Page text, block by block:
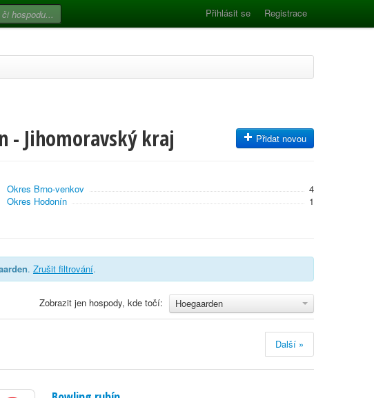
Přihlásit se Registrace
- Jihomoravský kraj Přidat novou
Okres Brno-venkov
4
Okres Hodonín
1
. Zrušit filtrování.
Hoegaarden
Zobrazit jen hospody, kde točí:
Další »